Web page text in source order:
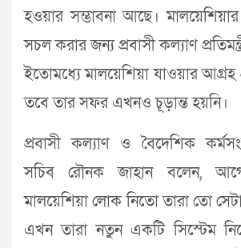
হওয়ার সম্ভাবনা আছে।
সচল করার জন্য প্রবাসী কল্যাণ
ইতোমধ্যে মালয়েশিয়া যাওয়ার আগ্রহ
তবে তার সফর এখনও চূড়ান্ত হয়নি।
প্রবাসী কল্যাণ ও বৈদেশিক
সচিব রৌনক জাহান বলেন,
মালয়েশিয়া লোক নিতো তারা তো
এখন তারা নতুন একটি সিস্টেম